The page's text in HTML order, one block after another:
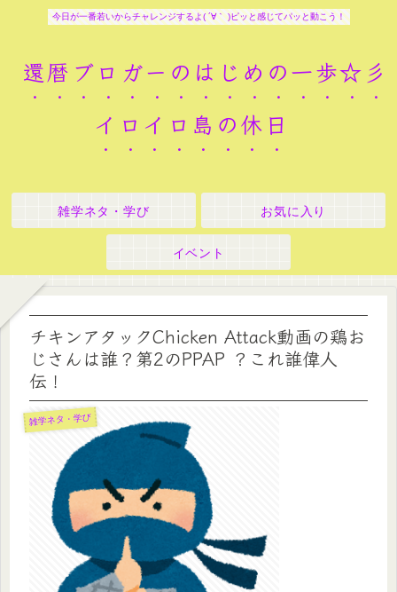
今日が一番若いからチャレンジするよ( ´∀｀ )ピッと感じてパッと動こう！
還暦ブロガーのはじめの一歩☆彡
イロイロ島の休日
雑学ネタ・学び お気に入り
イベント
チキンアタックChicken Attack動画の鶏お
じさんは誰？第2のPPAP ？これ誰偉人
伝！
雑学ネタ・学び